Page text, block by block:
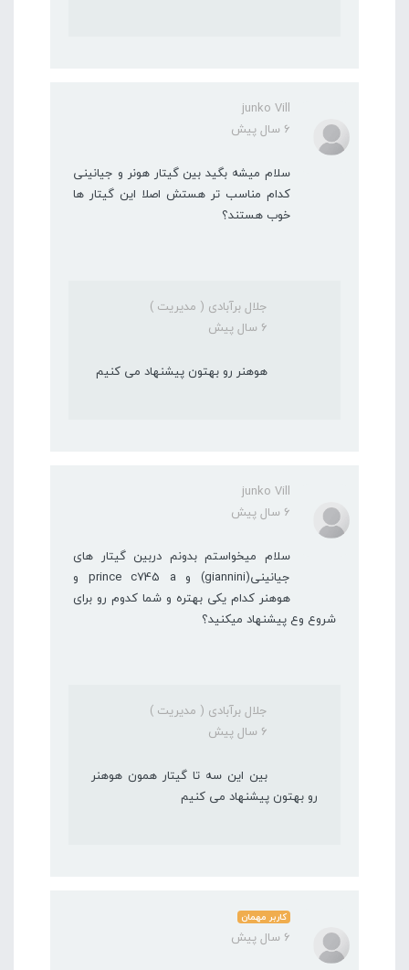
junko Vill
6 سال پیش
سلام میشه بگید بین گیتار هونر و جیانینی
کدام مناسب تر هستش اصلا این گیتار ها
خوب هستند؟
جلال برآبادی ( مدیریت )
6 سال پیش
هوهنر رو بهتون پیشنهاد می کنیم
junko Vill
6 سال پیش
سلام میخواستم بدونم دربین گیتار های
جیانینی(giannini) و prince c745 a و
هوهنر کدام یکی بهتره و شما کدوم رو برای
شروع وع پیشنهاد میکنید؟
جلال برآبادی ( مدیریت )
6 سال پیش
بین این سه تا گیتار همون هوهنر
رو بهتون پیشنهاد می کنیم
کاربر مهمان
6 سال پیش